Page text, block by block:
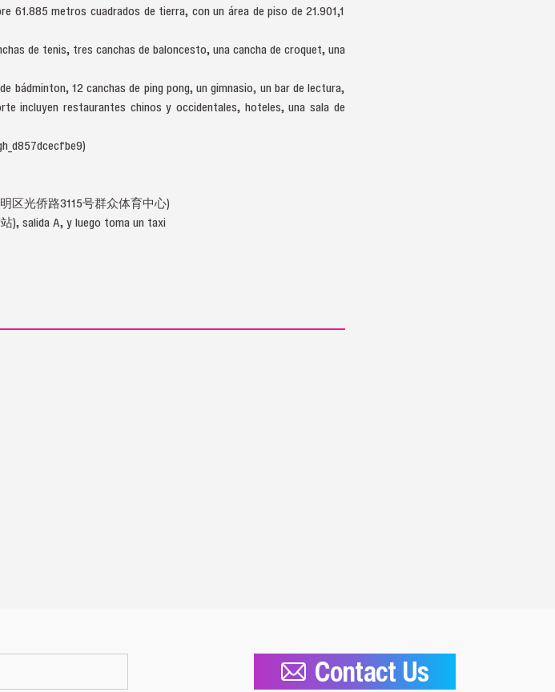
61.885 metros cuadrados de tierra, con un área de piso de 21.901,1
de tenis, tres canchas de baloncesto, una cancha de croquet, una
bádminton, 12 canchas de ping pong, un gimnasio, un bar de lectura,
incluyen restaurantes chinos y occidentales, hoteles, una sala de
明区光侨路3115号群众体育中心)
), salida A, y luego toma un taxi
Contact Us